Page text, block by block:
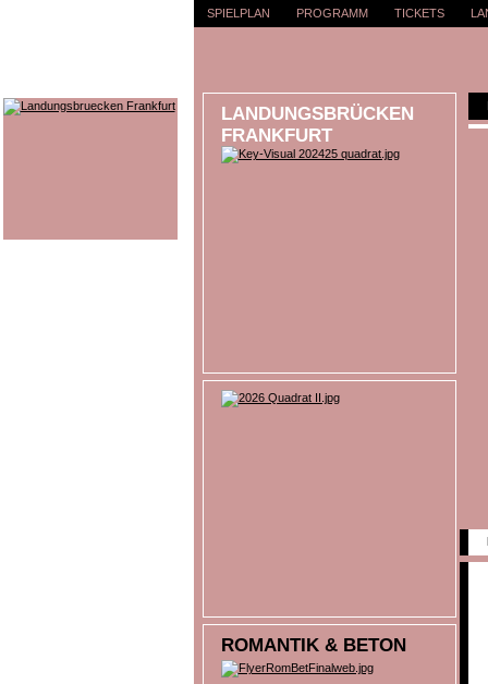
SPIELPLAN PROGRAMM TICKETS
LANDUNGSBRÜCKEN
FRANKFURT
ROMANTIK & BETON